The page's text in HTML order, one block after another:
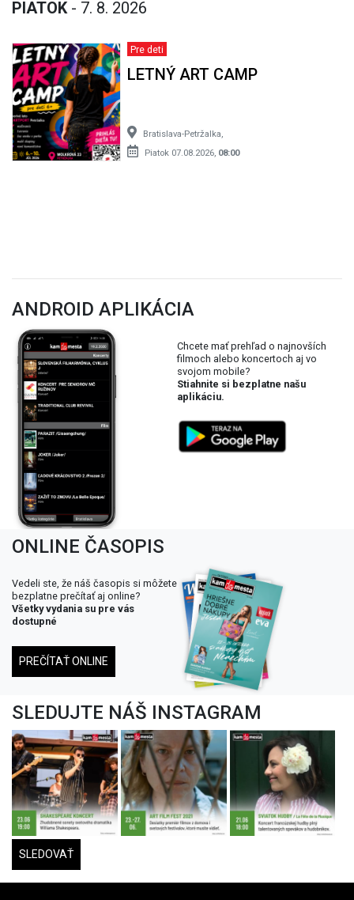
PIATOK - 7. 8. 2026
Pre deti
LETNÝ ART CAMP
Bratislava-Petržalka,
Piatok 07.08.2026, 08:00
ANDROID APLIKÁCIA
Chcete mať prehľad o najnovších
filmoch alebo koncertoch aj vo
svojom mobile?
Stiahnite si bezplatne našu
aplikáciu.
ONLINE ČASOPIS
Vedeli ste, že náš časopis si môžete
bezplatne prečítať aj online?
Všetky vydania su pre vás
dostupné
PREČÍTAŤ ONLINE
SLEDUJTE NÁŠ INSTAGRAM
SLEDOVAŤ